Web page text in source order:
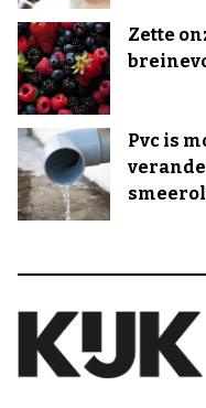
Zette
Pvc is